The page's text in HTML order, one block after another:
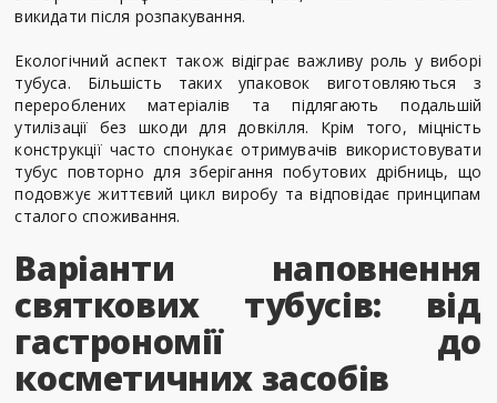
викидати після розпакування.
Екологічний аспект також відіграє важливу роль у виборі
тубуса. Більшість таких упаковок виготовляються з
перероблених матеріалів та підлягають подальшій
утилізації без шкоди для довкілля. Крім того, міцність
конструкції часто спонукає отримувачів використовувати
тубус повторно для зберігання побутових дрібниць, що
подовжує життєвий цикл виробу та відповідає принципам
сталого споживання.
Варіанти наповнення
святкових тубусів: від
гастрономії до
косметичних засобів